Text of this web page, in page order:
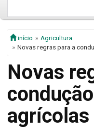
início
Agricultura
Novas regras para a
Novas
agrícolas